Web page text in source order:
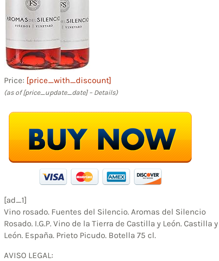
Price: [price_with_discount]
(as of [price_update_date] – Details)
[ad_1]
Vino rosado. Fuentes del Silencio. Aromas del Silencio
Rosado. I.G.P. Vino de la Tierra de Castilla y León. Castilla y
León. España. Prieto Picudo. Botella 75 cl.
AVISO LEGAL: